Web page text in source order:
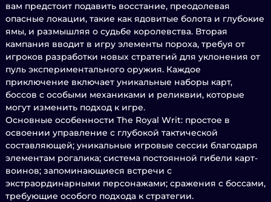
вам предстоит подавить восстание, преодолевая
опасные локации, такие как ядовитые болота и глубокие
ямы, и размышляя о судьбе королевства. Вторая
кампания вводит в игру элементы пороха, требуя от
игроков разработки новых стратегий для уклонения от
пуль экспериментального оружия. Каждое
приключение включает уникальные наборы карт,
боссов с особыми механиками и реликвии, которые
могут изменить подход к игре.
Основные особенности The Royal Writ: простое в
освоении управление с глубокой тактической
составляющей; уникальные игровые сессии благодаря
элементам рогалика; система постоянной гибели карт-
воинов; запоминающиеся встречи с
экстраординарными персонажами; сражения с боссами,
требующие особого подхода к стратегии.